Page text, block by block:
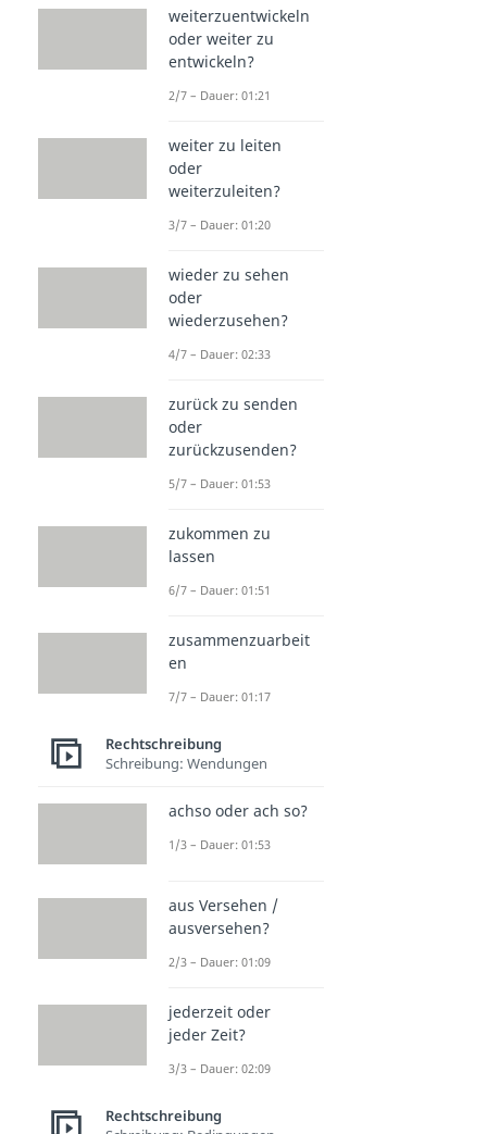
weiterzuentwickeln
oder weiter zu
entwickeln?
2/7 – Dauer: 01:21
weiter zu leiten
oder
weiterzuleiten?
3/7 – Dauer: 01:20
wieder zu sehen
oder
wiederzusehen?
4/7 – Dauer: 02:33
zurück zu senden
oder
zurückzusenden?
5/7 – Dauer: 01:53
zukommen zu
lassen
6/7 – Dauer: 01:51
zusammenzuarbeit
en
7/7 – Dauer: 01:17
Rechtschreibung
Schreibung: Wendungen
achso oder ach so?
1/3 – Dauer: 01:53
aus Versehen /
ausversehen?
2/3 – Dauer: 01:09
jederzeit oder
jeder Zeit?
3/3 – Dauer: 02:09
Rechtschreibung